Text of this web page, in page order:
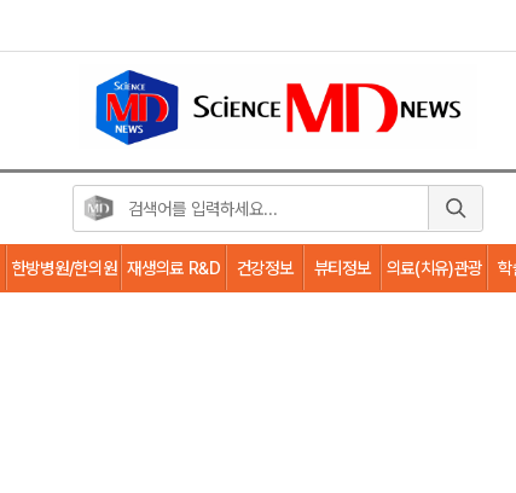
한방병원/한의원 재생의료 R&D 건강정보 뷰티정보 의료(치유)관광 학